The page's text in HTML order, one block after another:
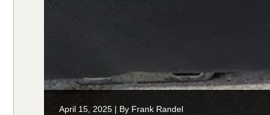
April 15, 2025 | By Frank Randel